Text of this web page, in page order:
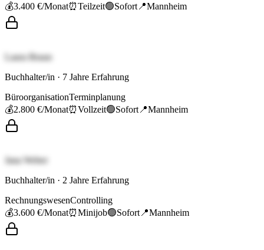
💰3.400 €/Monat⏰Teilzeit🟢Sofort 📍Mannheim
Laura Braun
Buchhalter/in · 7 Jahre Erfahrung
BüroorganisationTerminplanung
💰2.800 €/Monat⏰Vollzeit🟢Sofort 📍Mannheim
Jana Weber
Buchhalter/in · 2 Jahre Erfahrung
RechnungswesenControlling
💰3.600 €/Monat⏰Minijob🟢Sofort 📍Mannheim